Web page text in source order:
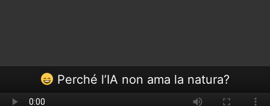
Perché l’IA non ama la natura?